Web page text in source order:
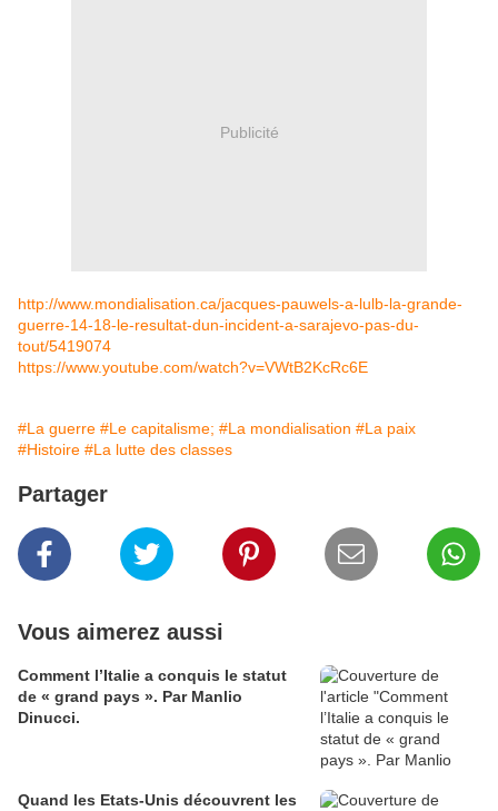
Publicité
http://www.mondialisation.ca/jacques-pauwels-a-lulb-la-grande-
guerre-14-18-le-resultat-dun-incident-a-sarajevo-pas-du-
tout/5419074
https://www.youtube.com/watch?v=VWtB2KcRc6E
#La guerre #Le capitalisme; #La mondialisation #La paix
#Histoire #La lutte des classes
Partager
Vous aimerez aussi
Comment l’Italie a conquis le statut
de « grand pays ». Par Manlio
Dinucci.
Quand les Etats-Unis découvrent les